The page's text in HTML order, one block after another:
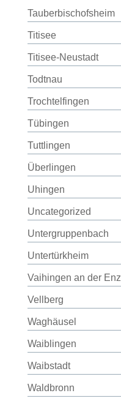
Tauberbischofsheim
Titisee
Titisee-Neustadt
Todtnau
Trochtelfingen
Tübingen
Tuttlingen
Überlingen
Uhingen
Uncategorized
Untergruppenbach
Untertürkheim
Vaihingen an der Enz
Vellberg
Waghäusel
Waiblingen
Waibstadt
Waldbronn